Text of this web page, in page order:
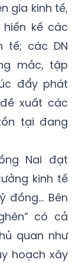
gia kinh tế,
kế các
tế; các DN
mắc, tập
đẩy phát
xuất các
tại đang
Nai đạt
kinh tế
đồng... Bên
có cả
quan như
hoạch xây